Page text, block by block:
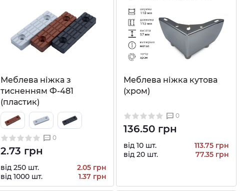
Меблева ніжка з
тисненням Ф-481
(пластик)
0
2.73 грн
від 250 шт.
2.05 грн
від 1000 шт.
1.37 грн
Меблева ніжка кутова
(хром)
0
136.50 грн
від 10 шт.
113.75 грн
від 20 шт.
77.35 грн